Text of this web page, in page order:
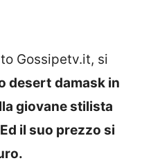
Gossipetv.it, si
desert damask in
giovane stilista
il suo prezzo si